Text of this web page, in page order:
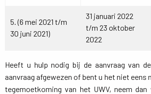
5. (6 mei 2021 t/m
30 juni 2021)
31 januari 2022
t/m 23 oktober
2022
Heeft u hulp nodig bij de aanvraag van
aanvraag afgewezen of bent u het niet eens
tegemoetkoming van het UWV, neem